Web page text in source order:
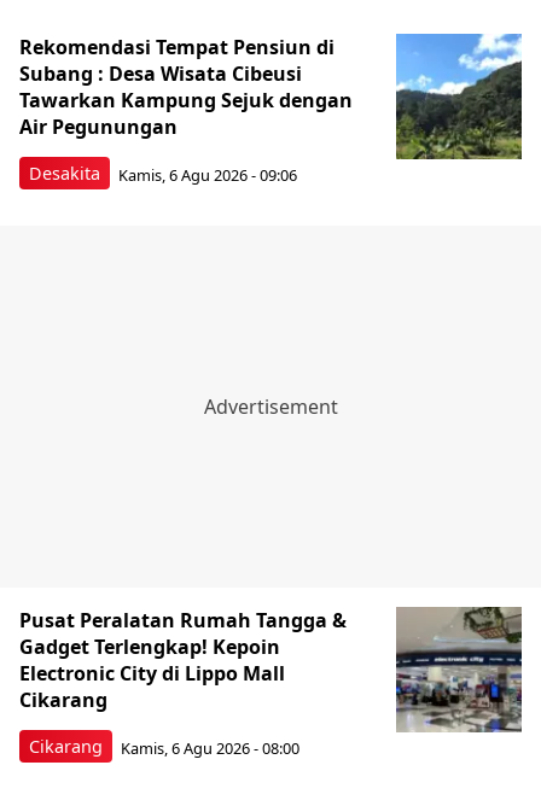
Desakita
Rekomendasi Tempat Pensiun di
Subang : Desa Wisata Cibeusi
Tawarkan Kampung Sejuk dengan
Air Pegunungan
Kamis, 6 Agu 2026 - 09:06
Cikarang
Pusat Peralatan Rumah Tangga &
Gadget Terlengkap! Kepoin
Electronic City di Lippo Mall
Cikarang
Kamis, 6 Agu 2026 - 08:00